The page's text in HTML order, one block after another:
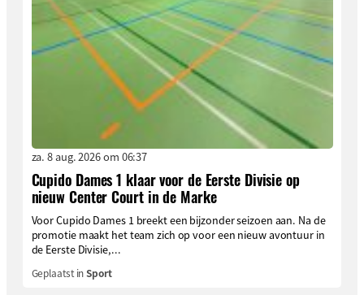
za. 8 aug. 2026 om 06:37
Cupido Dames 1 klaar voor de Eerste Divisie op
nieuw Center Court in de Marke
Voor Cupido Dames 1 breekt een bijzonder seizoen aan. Na de
promotie maakt het team zich op voor een nieuw avontuur in
de Eerste Divisie,...
Geplaatst inSport